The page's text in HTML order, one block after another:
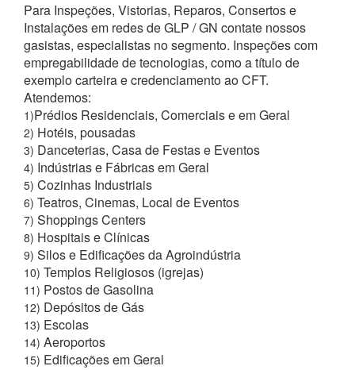
Para Inspeções, Vistorias, Reparos, Consertos e
Instalações em redes de GLP / GN contate nossos
gasistas, especialistas no segmento. Inspeções com
empregabilidade de tecnologias, como a título de
exemplo carteira e credenciamento ao CFT.
Atendemos:
1)Prédios Residenciais, Comerciais e em Geral
2) Hotéis, pousadas
3) Danceterias, Casa de Festas e Eventos
4) Indústrias e Fábricas em Geral
5) Cozinhas Industriais
6) Teatros, Cinemas, Local de Eventos
7) Shoppings Centers
8) Hospitais e Clínicas
9) Silos e Edificações da Agroindústria
10) Templos Religiosos (igrejas)
11) Postos de Gasolina
12) Depósitos de Gás
13) Escolas
14) Aeroportos
15) Edificações em Geral